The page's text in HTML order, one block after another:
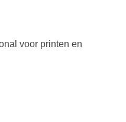
voor printen en